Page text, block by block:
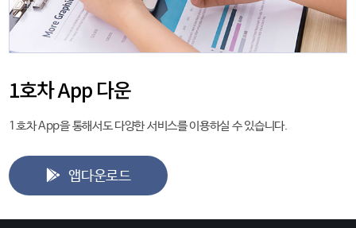
1호차 App 다운
1호차 App을 통해서도 다양한 서비스를 이용하실 수 있습니다.
앱다운로드